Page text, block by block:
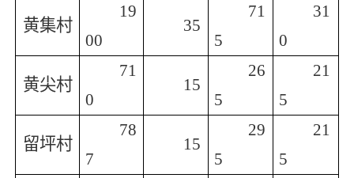
黄集村
19
00
35
71
5
31
0
黄尖村
71
0
15
26
5
21
5
留坪村
78
7
15
29
5
21
5